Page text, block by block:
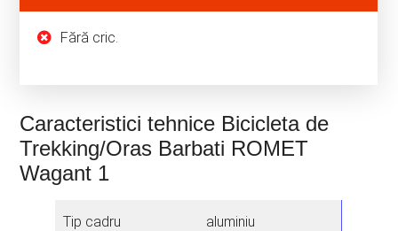
Fără cric.
Caracteristici tehnice Bicicleta de
Trekking/Oras Barbati ROMET
Wagant 1
Tip cadru aluminiu